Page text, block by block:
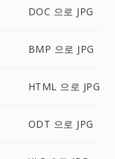
DOC 으로 JPG
BMP 으로 JPG
HTML 으로 JPG
ODT 으로 JPG